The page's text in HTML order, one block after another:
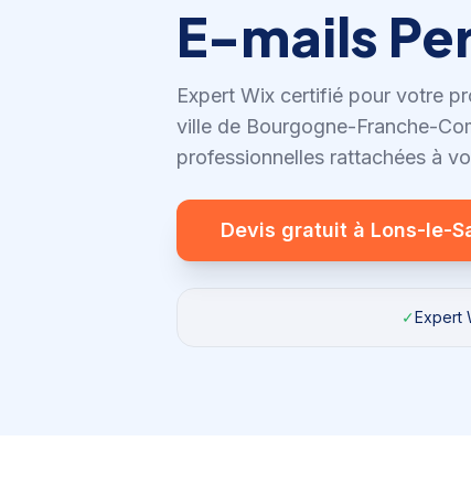
E-mails
Expert Wix certifié pour votre
ville de Bourgogne-Franche-
professionnelles rattachées à
Devis gratuit à Lons-le-
✓Expert